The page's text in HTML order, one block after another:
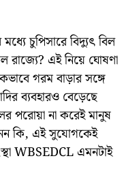
মধ্যে চুপিসারে বিদ্যুৎ বিল
এই নিয়ে ঘোষণা
গরম বাড়ার সঙ্গে
ব্যবহারও বেড়েছে
পরোয়া না করেই মানুষ
কি, এই সুযোগকেই
WBSEDCL এমনটাই